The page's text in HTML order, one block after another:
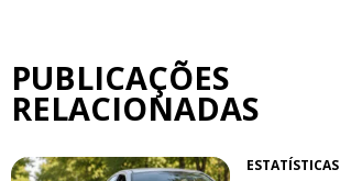
PUBLICAÇÕES
RELACIONADAS
ESTATÍSTICAS